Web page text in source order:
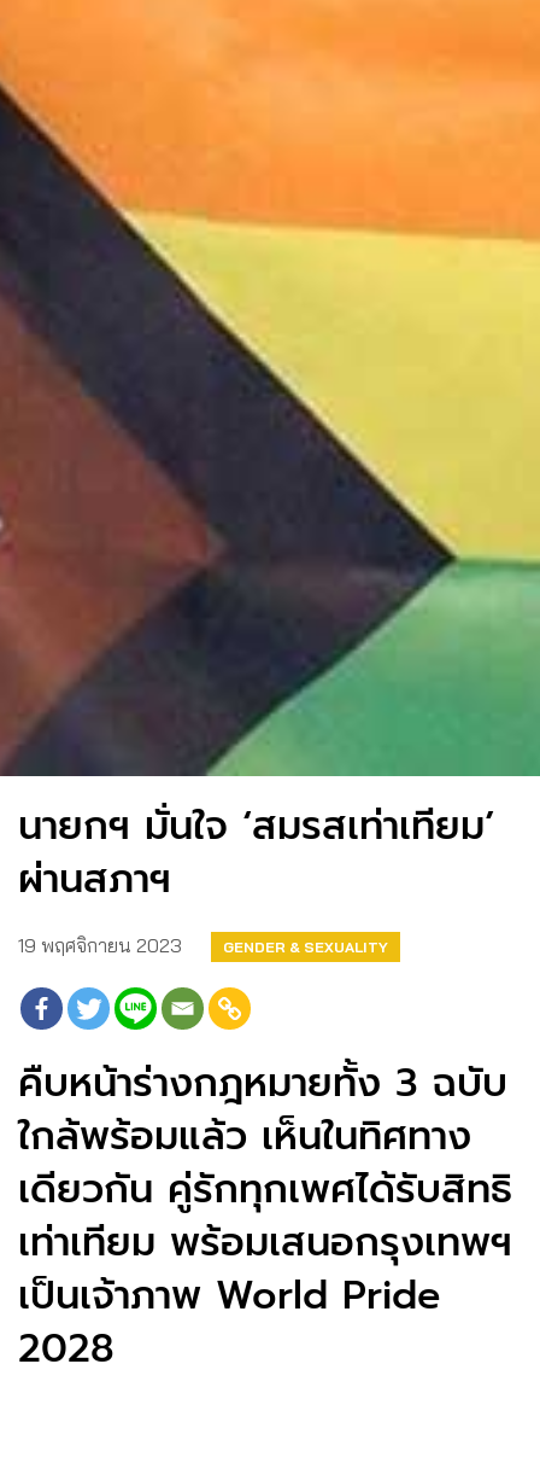
นายกฯ มั่นใจ ‘สมรสเท่าเทียม’
ผ่านสภาฯ
19 พฤศจิกายน 2023 GENDER & SEXUALITY
คืบหน้าร่างกฎหมายทั้ง 3 ฉบับ
ใกล้พร้อมแล้ว เห็นในทิศทาง
เดียวกัน คู่รักทุกเพศได้รับสิทธิ
เท่าเทียม พร้อมเสนอกรุงเทพฯ
เป็นเจ้าภาพ World Pride
2028